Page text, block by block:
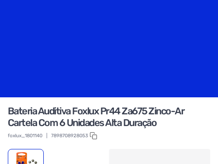
Bateria Auditiva Foxlux Pr44 Za675 Zinco-Ar
Cartela Com 6 Unidades Alta Duração
foxlux_1801140 7898708928053